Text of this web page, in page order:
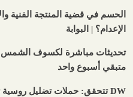
الحسم في قضية المنتجة الفنية
الإعدام؟ | البوابة
متبقي أسبوع واحد
DW تتحقق: حملات تضليل روسية تستهدف الانتخابات الألمانية